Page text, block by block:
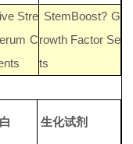
Stre
C
StemBoost? G
rowth Factor Se
ts
生化试剂